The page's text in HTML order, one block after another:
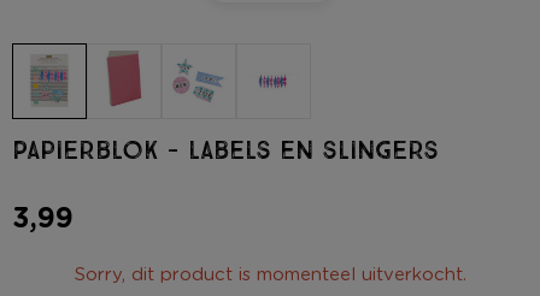
Papierblok - labels en slingers
3,99
Sorry, dit product is momenteel uitverkocht.